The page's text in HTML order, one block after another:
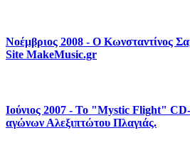
Νοέμβριος 2008 - Ο Κωνσταντίνος
Site MakeMusic.gr
Ιούνιος 2007 - Το "Mystic Flight"
αγώνων Αλεξιπτώτου Πλαγιάς.